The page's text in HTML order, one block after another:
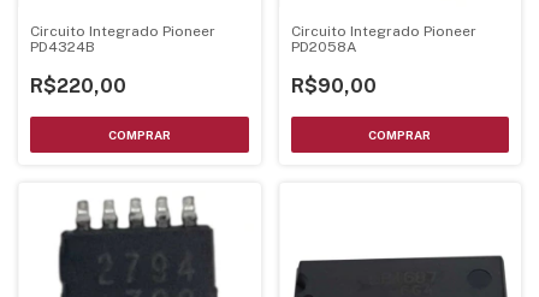
Circuito Integrado Pioneer
PD4324B
R$220,00
Circuito Integrado Pioneer
PD2058A
R$90,00